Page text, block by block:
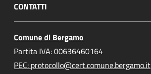
CONTATTI
Comune di Bergamo
Partita IVA: 00636460164
PEC: protocollo@cert.comune.bergamo.it